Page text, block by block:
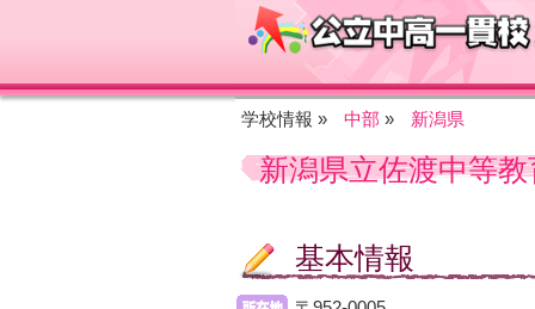
学校情報 » 中部 » 新潟県
新潟県立佐渡中等
基本情報